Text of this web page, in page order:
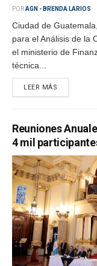
PORAGN - BRENDA LARIOS
Ciudad de
para el Análisis de la
el ministerio de
técnica...
LEER MÁS
Reuniones
4 mil